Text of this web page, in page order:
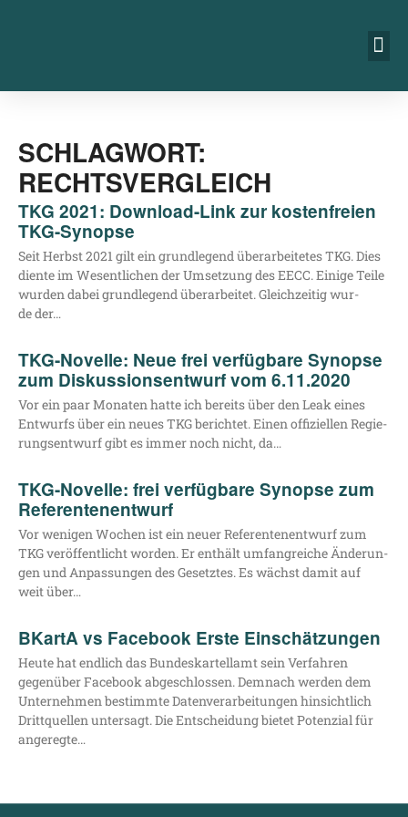
SCHLAGWORT:
RECHTSVERGLEICH
TKG 2021: Download-Link zur kostenfreien
TKG-Synopse
Seit Herbst 2021 gilt ein grund­le­gend über­ar­bei­te­tes TKG. Dies
dien­te im Wesent­li­chen der Umset­zung des EECC. Eini­ge Tei­le
wur­den dabei grund­le­gend über­ar­bei­tet. Gleich­zei­tig wur­
de der…
TKG-Novelle: Neue frei verfügbare Synopse
zum Diskussionsentwurf vom 6.11.2020
Vor ein paar Mona­ten hat­te ich bereits über den Leak eines
Ent­wurfs über ein neu­es TKG berich­tet. Einen offi­zi­el­len Regie­
rungs­ent­wurf gibt es immer noch nicht, da…
TKG-Novelle: frei verfügbare Synopse zum
Referentenentwurf
Vor weni­gen Wochen ist ein neu­er Refe­ren­ten­ent­wurf zum
TKG ver­öf­fent­licht wor­den. Er ent­hält umfang­rei­che Ände­run­
gen und Anpas­sun­gen des Gesetz­tes. Es wächst damit auf
weit über…
BKartA vs Facebook Erste Einschätzungen
Heu­te hat end­lich das Bun­des­kar­tell­amt sein Ver­fah­ren
gegen­über Face­book abge­schlos­sen. Dem­nach wer­den dem
Unter­neh­men bestimm­te Daten­ver­ar­bei­tun­gen hin­sicht­lich
Dritt­quel­len unter­sagt. Die Ent­schei­dung bie­tet Poten­zi­al für
angeregte…